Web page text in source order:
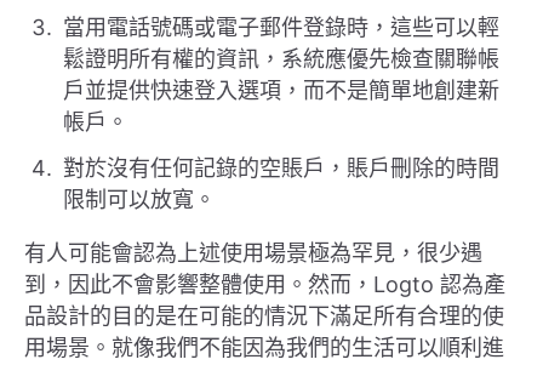
當用電話號碼或電子郵件登錄時，這些可以輕
鬆證明所有權的資訊，系統應優先檢查關聯帳
戶並提供快速登入選項，而不是簡單地創建新
帳戶。
對於沒有任何記錄的空賬戶，賬戶刪除的時間
限制可以放寬。
有人可能會認為上述使用場景極為罕見，很少遇
到，因此不會影響整體使用。然而，Logto 認為產
品設計的目的是在可能的情況下滿足所有合理的使
用場景。就像我們不能因為我們的生活可以順利進